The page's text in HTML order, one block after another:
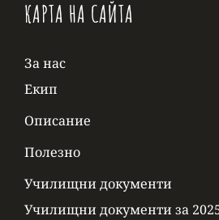
КАРТА НА САЙТА
За нас
Екип
Описание
Полезно
Училищни документи
Училищни документи за